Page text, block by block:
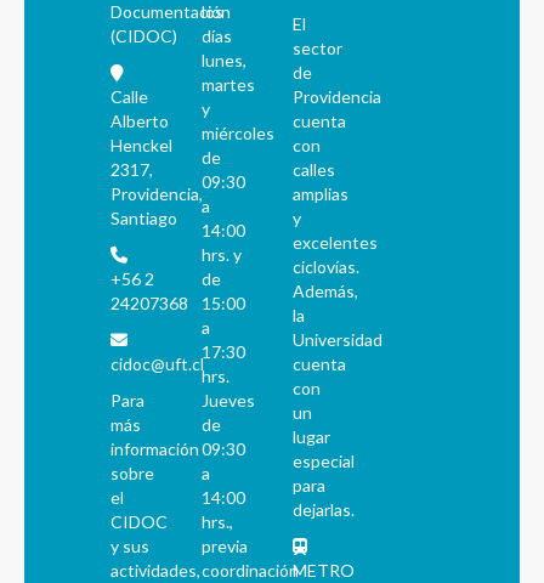
Documentación
(CIDOC)
Calle
Alberto
Henckel
2317,
Providencia,
Santiago
+56 2
24207368
cidoc@uft.cl
Para
más
información
sobre
el
CIDOC
y sus
actividades,
los
días
lunes,
martes
y
miércoles
de
09:30
a
14:00
hrs. y
de
15:00
a
17:30
hrs.
Jueves
de
09:30
a
14:00
hrs.,
previa
coordinación
El
sector
de
Providencia
cuenta
con
calles
amplias
y
excelentes
ciclovías.
Además,
la
Universidad
cuenta
con
un
lugar
especial
para
dejarlas.
METRO